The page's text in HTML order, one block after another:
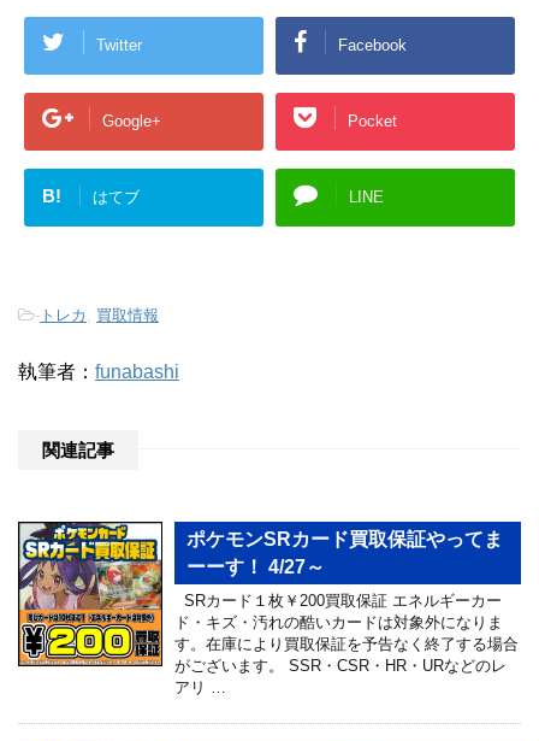
Twitter Facebook
Google+ Pocket
B! はてブ LINE
- トレカ 買取情報
執筆者： funabashi
関連記事
ポケモンSRカード買取保証やってま
ーーす！ 4/27～
SRカード１枚￥200買取保証 エネルギーカー
ド・キズ・汚れの酷いカードは対象外になりま
す。在庫により買取保証を予告なく終了する場合
がございます。 SSR・CSR・HR・URなどのレ
アリ …